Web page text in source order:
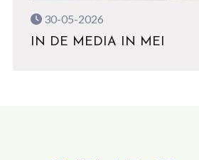
30-05-2026
IN DE MEDIA IN MEI